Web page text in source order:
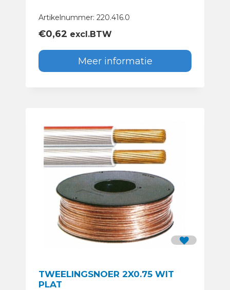
Artikelnummer: 220.416.0
€0,62 excl.BTW
Meer informatie
TWEELINGSNOER 2X0.75 WIT
PLAT